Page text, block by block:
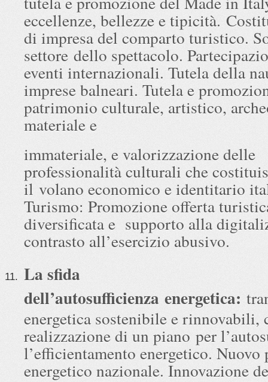
eccellenze, bellezze e tipicità.
di impresa del comparto turistico.
settore dello spettacolo.
eventi internazionali. Tutela della
imprese balneari. Tutela e
patrimonio culturale, artistico,
materiale e
immateriale, e valorizzazione delle
professionalità culturali che
il volano economico e identitario
Turismo: Promozione offerta
diversificata e supporto alla
contrasto all’esercizio abusivo.
La sfida
dell’autosufficienza energetica:
energetica sostenibile e rinnovabili,
realizzazione di un piano per
l’efficientamento energetico. Nuovo
energetico nazionale. Innovazione